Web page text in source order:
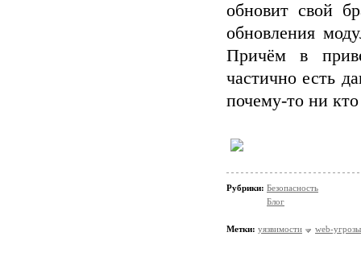
обновит свой
обновления
Причём в
частично есть
почему-то ни
Рубрики: Безопасность
Блог
Метки: уязвимости web-угрозы